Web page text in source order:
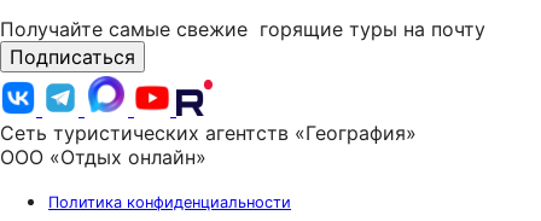
Получайте самые свежие горящие туры на почту
Подписаться
Сеть туристических агентств «География»
ООО «Отдых онлайн»
Политика конфиденциальности